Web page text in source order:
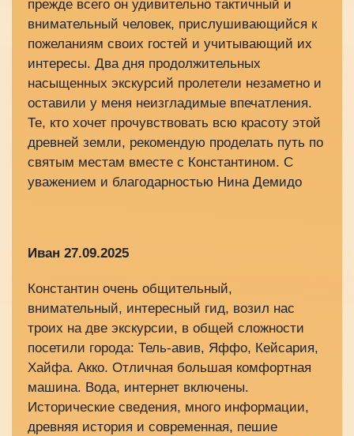
прежде всего он удивительно тактичный и
внимательный человек, прислушивающийся к
пожеланиям своих гостей и учитывающий их
интересы. Два дня продолжительных
насыщенных экскурсий пролетели незаметно и
оставили у меня неизгладимые впечатления.
Те, кто хочет прочувствовать всю красоту этой
древней земли, рекомендую проделать путь по
святым местам вместе с Константином. С
уважением и благодарностью Нина Демидо
Иван 27.09.2025
Константин очень общительный,
внимательный, интересный гид, возил нас
троих на две экскурсии, в общей сложности
посетили города: Тель-авив, Яффо, Кейсария,
Хайфа. Акко. Отличная большая комфортная
машина. Вода, интернет включены.
Исторические сведения, много информации,
древняя история и современная, пешие